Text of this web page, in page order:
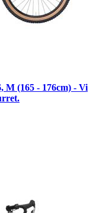
M (165 - 176cm) - Vi